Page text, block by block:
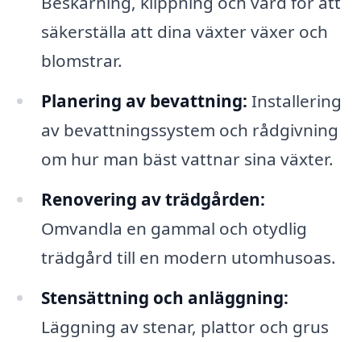
säkerställa att dina växter växer och
blomstrar.
Planering av bevattning: Installering
av bevattningssystem och rådgivning
om hur man bäst vattnar sina växter.
Renovering av trädgården:
Omvandla en gammal och otydlig
trädgård till en modern utomhusoas.
Stensättning och anläggning:
Läggning av stenar, plattor och grus